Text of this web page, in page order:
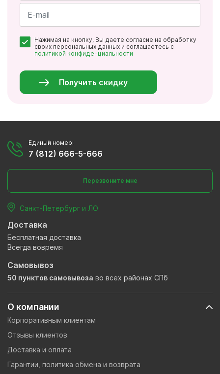
Имя
*
Нажимая на кнопку, Вы даете согласие на обработку
своих персональных данных и соглашаетесь с
политикой конфиденциальности
Получить скидку
О компании
Корпоративным клиентам
Отзывы клиентов
Доставка и оплата
Гарантии, политика обмена и возврата
Единый номер:
7 (812) 666-5-666
Перезвоните мне
Санкт-Петербург и ЛО
Доставка
Бесплатная доставка
Всегда вовремя
Самовывоз
50 пунктов самовывоза во всех районах СПб